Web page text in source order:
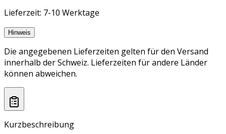
Lieferzeit: 7-10 Werktage
Hinweis
Die angegebenen Lieferzeiten gelten für den Versand
innerhalb der Schweiz. Lieferzeiten für andere Länder
können abweichen.
Kurzbeschreibung